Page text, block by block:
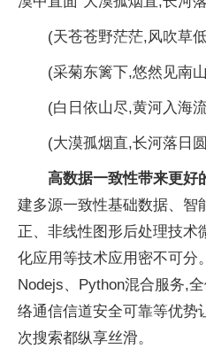
(天苍苍野茫茫,风吹草
(采菊东篱下,悠然见南
(白日依山尽,黄河入海
(大漠孤烟直,长河落日
高数据一致性带来更好
建多源一致性基础数据、智
正、非线性图形后处理技术
化应用等技术应用密不可分
Nodejs、Python混合服务,
络通信信道安全可靠等优势
次搜索都纵享丝滑。